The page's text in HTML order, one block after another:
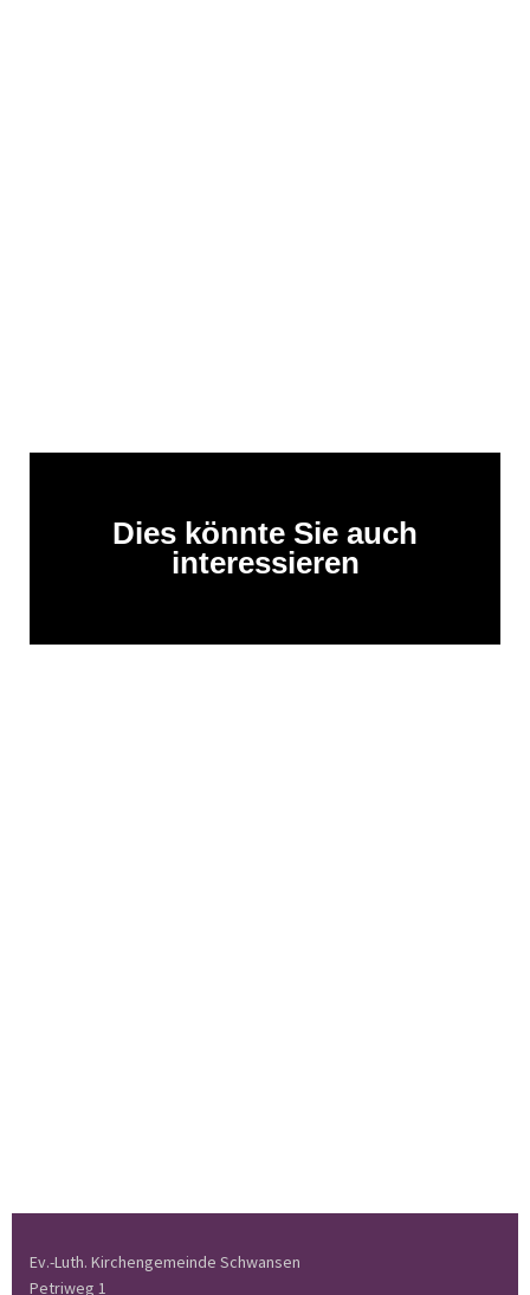
Dies könnte Sie auch
interessieren
Ev.-Luth. Kirchengemeinde Schwansen
Petriweg 1